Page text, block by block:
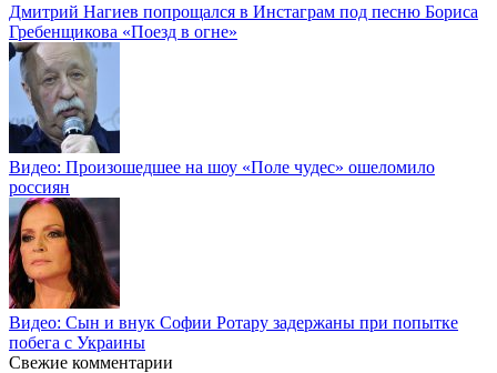
Дмитрий Нагиев попрощался в Инстаграм под песню Бориса
Гребенщикова «Поезд в огне»
Видео: Произошедшее на шоу «Поле чудес» ошеломило
россиян
Видео: Сын и внук Софии Ротару задержаны при попытке
побега с Украины
Свежие комментарии